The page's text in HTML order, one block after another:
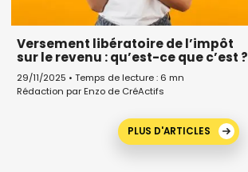
Versement libératoire de l’impôt
sur le revenu : qu’est-ce que c’est ?
29/11/2025 • Temps de lecture : 6 mn
Rédaction par Enzo de CréActifs
PLUS D'ARTICLES